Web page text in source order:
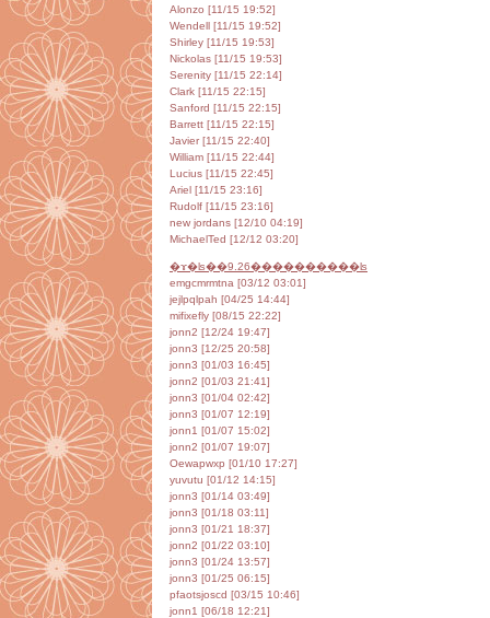
Alonzo [11/15 19:52]
Wendell [11/15 19:52]
Shirley [11/15 19:53]
Nickolas [11/15 19:53]
Serenity [11/15 22:14]
Clark [11/15 22:15]
Sanford [11/15 22:15]
Barrett [11/15 22:15]
Javier [11/15 22:40]
William [11/15 22:44]
Lucius [11/15 22:45]
Ariel [11/15 23:16]
Rudolf [11/15 23:16]
new jordans [12/10 04:19]
MichaelTed [12/12 03:20]
�ɤ�ʪ��9.26����������ʪ
emgcmrmtna [03/12 03:01]
jejlpqlpah [04/25 14:44]
mifixefly [08/15 22:22]
jonn2 [12/24 19:47]
jonn3 [12/25 20:58]
jonn3 [01/03 16:45]
jonn2 [01/03 21:41]
jonn3 [01/04 02:42]
jonn3 [01/07 12:19]
jonn1 [01/07 15:02]
jonn2 [01/07 19:07]
Oewapwxp [01/10 17:27]
yuvutu [01/12 14:15]
jonn3 [01/14 03:49]
jonn3 [01/18 03:11]
jonn3 [01/21 18:37]
jonn2 [01/22 03:10]
jonn3 [01/24 13:57]
jonn3 [01/25 06:15]
pfaotsjoscd [03/15 10:46]
jonn1 [06/18 12:21]